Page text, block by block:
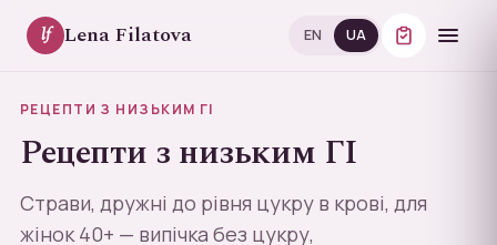
lf Lena Filatova EN UA
РЕЦЕПТИ З НИЗЬКИМ ГІ
Рецепти з низьким ГІ
Страви, дружні до рівня цукру в крові, для
жінок 40+ — випічка без цукру,